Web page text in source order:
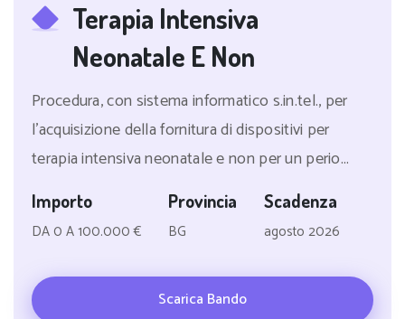
Terapia Intensiva
Neonatale E Non
Procedura, con sistema informatico s.in.tel., per
l'acquisizione della fornitura di dispositivi per
terapia intensiva neonatale e non per un perio...
Importo
DA 0 A 100.000 €
Provincia
BG
Scadenza
agosto 2026
Scarica Bando